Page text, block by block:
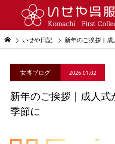
いせや日記 新年のご挨拶｜
女将ブログ 2026.01.02
新年のご挨拶｜成人式
季節に